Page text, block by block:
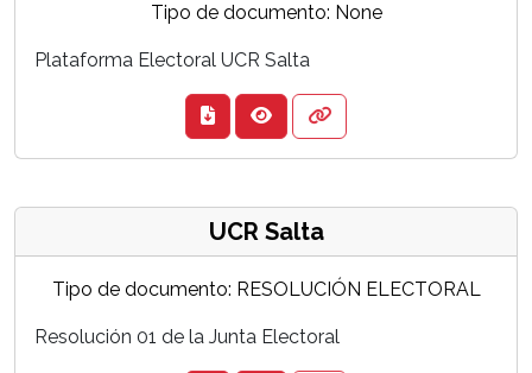
Tipo de documento: None
Plataforma Electoral UCR Salta
UCR Salta
Tipo de documento: RESOLUCIÓN ELECTORAL
Resolución 01 de la Junta Electoral